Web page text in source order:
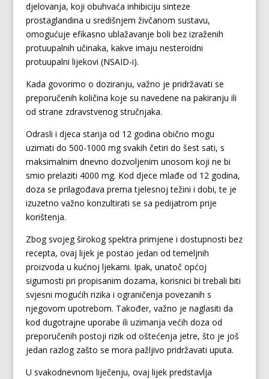
djelovanja, koji obuhvaća inhibiciju sinteze
prostaglandina u središnjem živčanom sustavu,
omogućuje efikasno ublažavanje boli bez izraženih
protuupalnih učinaka, kakve imaju nesteroidni
protuupalni lijekovi (NSAID-i).
Kada govorimo o doziranju, važno je pridržavati se
preporučenih količina koje su navedene na pakiranju ili
od strane zdravstvenog stručnjaka.
Odrasli i djeca starija od 12 godina obično mogu
uzimati do 500-1000 mg svakih četiri do šest sati, s
maksimalnim dnevno dozvoljenim unosom koji ne bi
smio prelaziti 4000 mg. Kod djece mlađe od 12 godina,
doza se prilagođava prema tjelesnoj težini i dobi, te je
izuzetno važno konzultirati se sa pedijatrom prije
korištenja.
Zbog svojeg širokog spektra primjene i dostupnosti bez
recepta, ovaj lijek je postao jedan od temeljnih
proizvoda u kućnoj ljekarni. Ipak, unatoč općoj
sigurnosti pri propisanim dozama, korisnici bi trebali biti
svjesni mogućih rizika i ograničenja povezanih s
njegovom upotrebom. Također, važno je naglasiti da
kod dugotrajne uporabe ili uzimanja većih doza od
preporučenih postoji rizik od oštećenja jetre, što je još
jedan razlog zašto se mora pažljivo pridržavati uputa.
U svakodnevnom liječenju, ovaj lijek predstavlja